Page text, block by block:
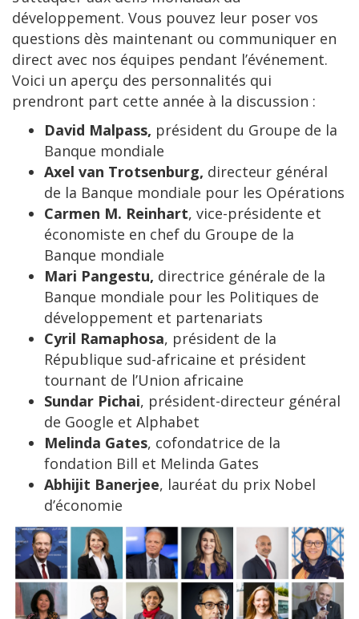
développement. Vous pouvez leur poser vos
questions dès maintenant ou communiquer en
direct avec nos équipes pendant l’événement.
Voici un aperçu des personnalités qui
prendront part cette année à la discussion :
David Malpass, président du Groupe de la
Banque mondiale
Axel van Trotsenburg, directeur général
de la Banque mondiale pour les Opérations
Carmen M. Reinhart, vice-présidente et
économiste en chef du Groupe de la
Banque mondiale
Mari Pangestu, directrice générale de la
Banque mondiale pour les Politiques de
développement et partenariats
Cyril Ramaphosa, président de la
République sud-africaine et président
tournant de l’Union africaine
Sundar Pichai, président-directeur général
de Google et Alphabet
Melinda Gates, cofondatrice de la
fondation Bill et Melinda Gates
Abhijit Banerjee, lauréat du prix Nobel
d’économie